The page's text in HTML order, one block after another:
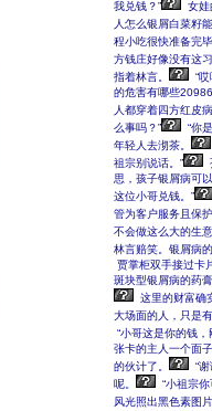
我兑钱？”
女娃
人怎么银屑白菜籽
程小吃很快准备完
方钱庄好像没有这
指着林言。
“
的危害有哪些
人都穿着四方红皮
么事吗？”
“你
年轻人去沏茶。
祖宗别说话。”
思，孩子银屑病可
这位小哥兑钱。”
管为客户服务且保
不会做这么大的生
林言赔笑。银屑病
贾掌柜双手接过卡
斑块型银屑病的药
这里的财富确
大场面的人，只是
“小哥这是你的钱
张卡的主人一个面
的伙计了。
“
呢。
“小祖宗
风光照出黑色素图